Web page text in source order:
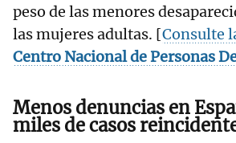
peso de las menores
las mujeres adultas. [Consulte
Centro Nacional de Personas
Menos denuncias en
miles de casos